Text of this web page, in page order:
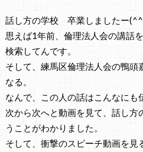
話し方の学校 卒業しましたー
思えば1年前、倫理法人会の講話
検索してんです。
そして、練馬区倫理法人会の鴨頭
なる。
なんで、この人の話はこんなにも
次から次へと動画を見て、話し方
うことがわかりました。
そして、衝撃のスピーチ動画を見